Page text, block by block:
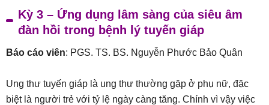
Kỳ 3 – Ứng dụng lâm sàng của siêu âm
đàn hồi trong bệnh lý tuyến giáp
Báo cáo viên: PGS. TS. BS. Nguyễn Phước Bảo Quân
Ung thư tuyến giáp là ung thư thường gặp ở phụ nữ, đặc
biệt là người trẻ với tỷ lệ ngày càng tăng. Chính vì vậy việc